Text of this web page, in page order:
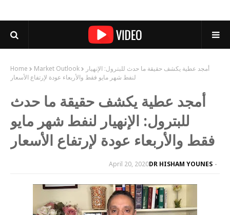
Home Market Outlook
أمجد عطية يكشف حقيقة ما حدث للبترول: الإنهيار
لنفط شهر مايو فقط والأربعاء عودة لإرتفاع الأسعار
أمجد عطية يكشف حقيقة ما حدث
للبترول: الإنهيار لنفط شهر مايو
فقط والأربعاء عودة لإرتفاع الأسعار
DR HISHAM YOUNES
April 20, 2020